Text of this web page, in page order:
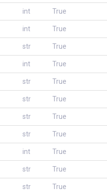
int True
int True
str True
int True
str True
str True
str True
str True
int True
str True
str True